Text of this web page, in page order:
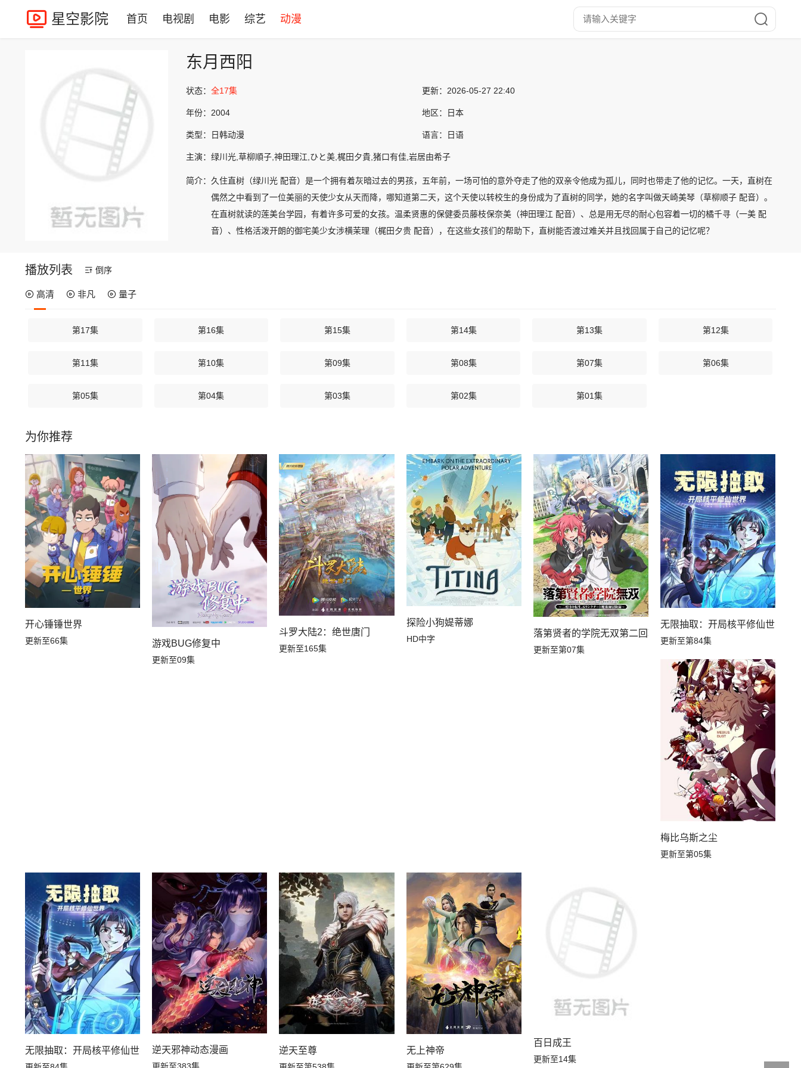
星空影院 首页 电视剧 电影 综艺 动漫
东月西阳
状态： 全17集 更新： 2026-05-27 22:40
年份： 2004 地区： 日本
类型： 日韩动漫 语言： 日语
主演： 绿川光,草柳順子,神田理江,ひと美,梶田夕貴,猪口有佳,岩居由希子
简介： 久住直树（绿川光 配音）是一个拥有着灰暗过去的男孩，五年前，一场可怕的意外夺走了他的双亲令他成为孤儿，同时也带走了他的记忆。一天，直树在
偶然之中看到了一位美丽的天使少女从天而降，哪知道第二天，这个天使以转校生的身份成为了直树的同学，她的名字叫做天崎美琴（草柳顺子 配音）。
在直树就读的莲美台学园，有着许多可爱的女孩。温柔贤惠的保健委员藤枝保奈美（神田理江 配音）、总是用无尽的耐心包容着一切的橘千寻（一美 配
音）、性格活泼开朗的御宅美少女涉横茉理（梶田夕贵 配音），在这些女孩们的帮助下，直树能否渡过难关并且找回属于自己的记忆呢？
播放列表 倒序
高清 非凡 量子
第17集 第16集 第15集 第14集 第13集 第12集
第11集 第10集 第09集 第08集 第07集 第06集
第05集 第04集 第03集 第02集 第01集
为你推荐
开心锤锤世界
更新至66集 游戏BUG修复中
更新至09集
斗罗大陆2：绝世唐门
更新至165集
探险小狗媞蒂娜
HD中字
落第贤者的学院无双第二回转生，S等级作弊魔术师冒险记
更新至第07集
无限抽取：开局核平修仙世界动
更新至第84集
梅比乌斯之尘
更新至第05集
无限抽取：开局核平修仙世界动态漫画逆天邪神动态漫画 逆天至尊 无上神帝
百日成王
更新至14集